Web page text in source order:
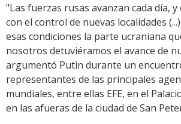
"Las fuerzas rusas avanzan cada día, y
con el control de nuevas localidades
esas condiciones la parte ucraniana
nosotros detuviéramos el avance de
argumentó Putin durante un
representantes de las principales
mundiales, entre ellas EFE, en el
en las afueras de la ciudad de San